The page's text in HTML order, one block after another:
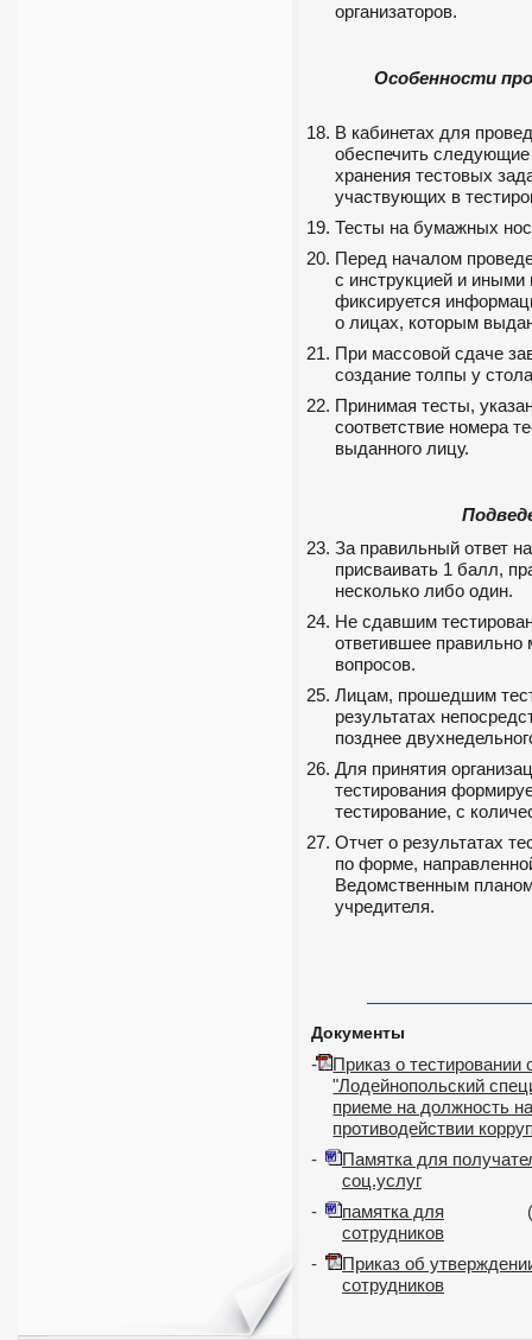
организаторов.
Особенности
В кабинетах для
обеспечить следующие
хранения тестовых
участвующих в
Тесты на бумажных
Перед началом
с инструкцией и
фиксируется
о лицах, которым
При массовой сдаче
создание толпы у
Принимая тесты,
соответствие номера
выданного лицу.
За правильный ответ
присваивать 1 балл,
несколько либо один.
Не сдавшим
ответившее правильно
вопросов.
Лицам, прошедшим
результатах
позднее
Для принятия
тестирования
тестирование, с
Отчет о результатах
по форме,
Ведомственным
учредителя.
Документы
-
Приказ о
"Лодейнопольский
приеме на должность
противодействии
-
Памятка для
соц.услуг
-
памятка для
сотрудников
-
Приказ об
сотрудников